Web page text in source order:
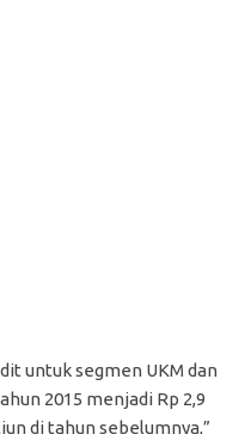
untuk segmen UKM dan
2015 menjadi Rp 2,9
di tahun sebelumnya,”